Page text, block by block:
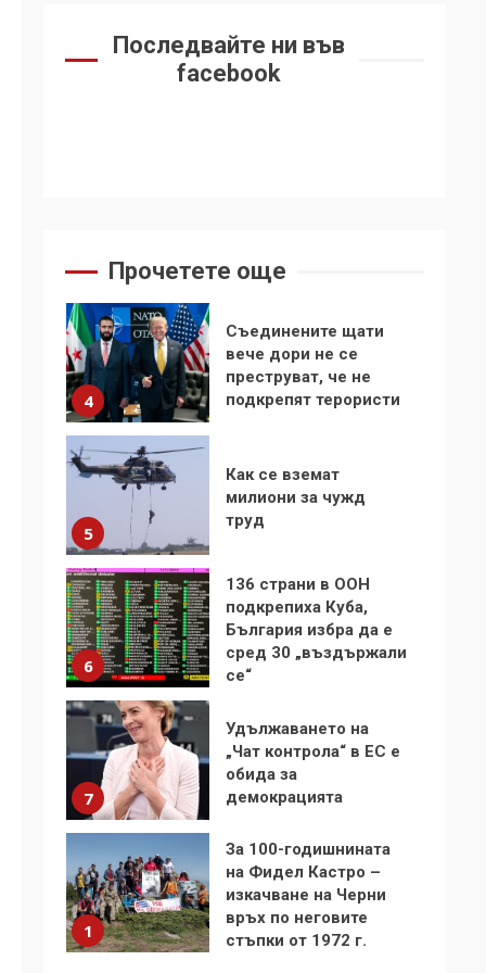
Последвайте ни във
facebook
Прочетете още
Аз съм изследовател
на геноцида.
4
подкрепят терористи
5
Как се вземат
милиони за чужд
труд
6
подкрепиха Куба,
България избра да е
сред 30 „въздържали
7
Удължаването на
„Чат контрола“ в ЕС е
обида за
демокрацията
1
на Фидел Кастро –
изкачване на Черни
връх по неговите
стъпки от 1972 г.
2
Цената на войната